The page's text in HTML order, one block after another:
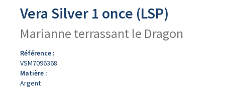
Vera Silver 1 once (LSP)
Marianne terrassant le Dragon
Référence :
VSM7096368
Matière :
Argent